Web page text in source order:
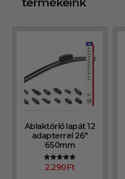
Ablaktörlő lapát 12
adapterrel 26″
650mm
Értékelés:
5.00
2.290Ft